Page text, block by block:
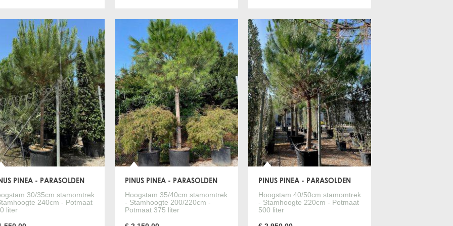
Meer informatie Bestellen Meer informatie Bestellen Meer informatie
PINEA - PARASOLDEN
30/35cm stamomtrek
240cm - Potmaat
liter
PINUS PINEA - PARASOLDEN
Hoogstam 35/40cm stamomtrek
- Stamhoogte 200/220cm -
Potmaat 375 liter
PINUS PINEA - PARASOLDEN
Hoogstam 40/50cm stamomtrek
- Stamhoogte 220cm - Potmaat
500 liter